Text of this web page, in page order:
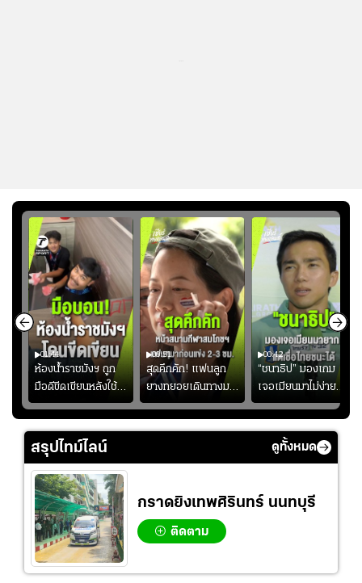
01:44
ห้องน้ำราชมังฯ ถูก
มือดีขีดเขียนหลังใช้
งานเพียงนัดเดียว
สมาคมฟุตบอลฯ
วอนแฟนบอลร่วมกัน
ดูแล
00:51
สุดคึกคัก! แฟนลูก
ยางทยอยเดินทางมา
หน้าสนามกีฬา
สมโภชฯ กันอย่าง
00:42
“ชนาธิป” มองเกม
เจอเมียนมาไม่ง่าย
ยอมรับเป็นงานยาก
สำหรับทีมชาติไทย
แต่เชื่อมั่นศักยภาพ
สรุปไทม์ไลน์ ดูทั้งหมด
กราดยิงเทพศิรินทร์ นนทบุรี
ติดตาม